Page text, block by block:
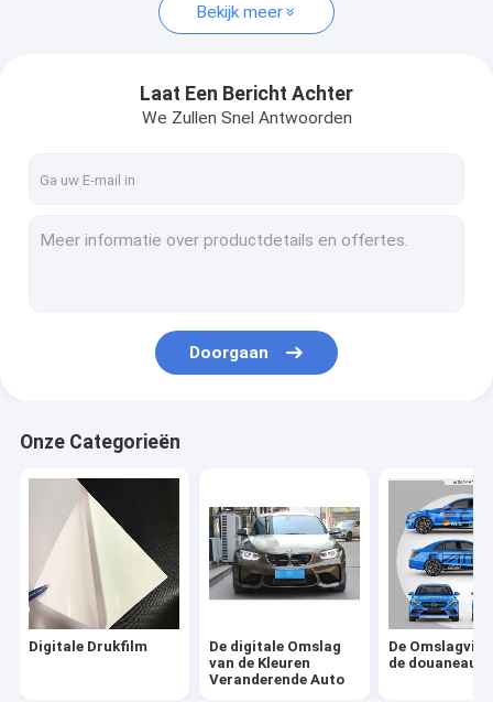
Digitale Drukfilm
De Omslagvinyl van de douaneauto
TPU-de Beschermingsfilm van de Autoverf
Bekijk meer
Laat Een Bericht Achter
We Zullen Snel Antwoorden
Doorgaan
Onze Categorieën
Digitale Drukfilm
De digitale Omslag
van de Kleuren
Veranderende Auto
De
de douaneauto